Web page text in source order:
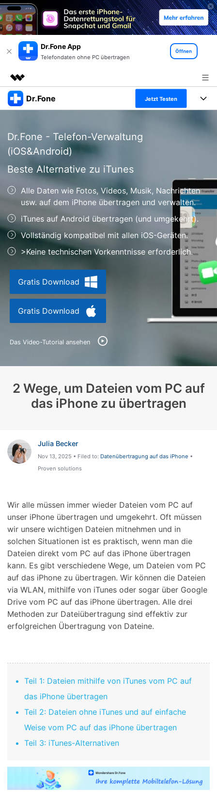
Dr.Fone App
Telefondaten ohne PC übertragen
Öffnen
Top-Produkte
Überblick
Lösungen
Über uns
Presseraum
Shop
Support
Dr.Fone Jetzt Testen
Alles-in-einem-Toolkit
Weitere Tools und Apps
Full Toolkit anzeigen >
Lösungen
Entdecken Sie weitere Dr.Fone-Lösungen
Lernen und Unterstützung
Ressourcen & Lernen
Hilfe und Unterstützung erhalten
Android 16 FRP-Umgehung
DOWNLOAD Anmelden
Dr.Fone - Telefon-Verwaltung
(iOS&Android)
Beste Alternative zu iTunes
Alle Daten wie Fotos, Videos, Musik, Nachrichten
usw. auf dem iPhone übertragen und verwalten.
iTunes auf Android übertragen (und umgekehrt).
Vollständig kompatibel mit allen iOS-Geräten.
>Keine technischen Vorkenntnisse erforderlich.
Gratis Download
Gratis Download
Das Video-Tutorial ansehen
2 Wege, um Dateien vom PC auf
das iPhone zu übertragen
Julia Becker
Nov 13, 2025 • Filed to: Datenübertragung auf das iPhone •
Proven solutions
Wir alle müssen immer wieder Dateien vom PC auf
unser iPhone übertragen und umgekehrt. Oft müssen
wir unsere wichtigen Dateien mitnehmen und in
solchen Situationen ist es praktisch, wenn man die
Dateien direkt vom PC auf das iPhone übertragen
kann. Es gibt verschiedene Wege, um Dateien vom PC
auf das iPhone zu übertragen. Wir können die Dateien
via WLAN, mithilfe von iTunes oder sogar über Google
Drive vom PC auf das iPhone übertragen. Alle drei
Methoden zur Dateiübertragung sind effektiv zur
erfolgreichen Übertragung von Dateine.
Teil 1: Dateien mithilfe von iTunes vom PC auf
das iPhone übertragen
Teil 2: Dateien ohne iTunes und auf einfache
Weise vom PC auf das iPhone übertragen
Teil 3: iTunes-Alternativen